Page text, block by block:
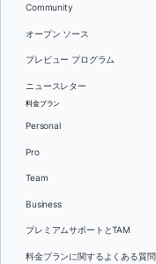
Community
オープン ソース
プレビュー プログラム
ニュースレター
料金プラン
Personal
Pro
Team
Business
プレミアムサポートとTAM
料金プランに関するよくある質問